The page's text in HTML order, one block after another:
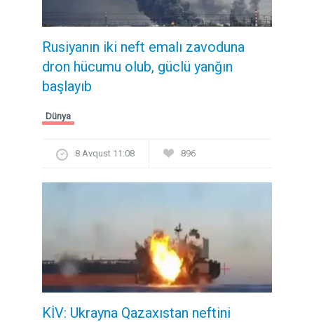
Rusiyanın iki neft emalı zavoduna
dron hücumu olub, güclü yanğın
başlayıb
Dünya
8 Avqust 11:08 896
KİV: Ukrayna Qazaxıstan neftini